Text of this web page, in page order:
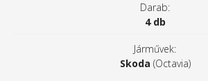
Darab:
4 db
Járművek:
Skoda (Octavia)